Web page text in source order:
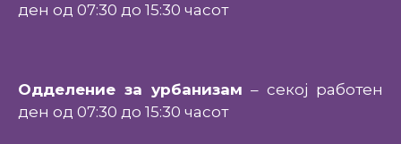
ден од 07:30 до 15:30 часот
Одделение за урбанизам – секој работен
ден од 07:30 до 15:30 часот